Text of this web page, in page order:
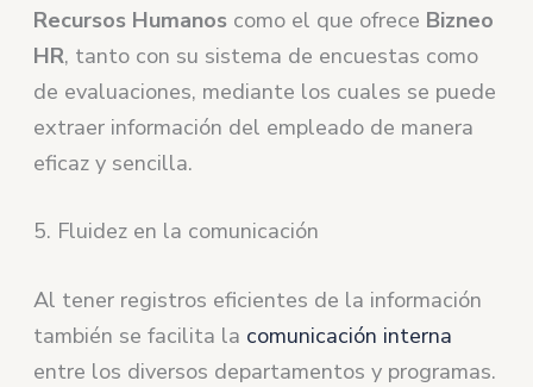
Recursos Humanos como el que ofrece Bizneo
HR, tanto con su sistema de encuestas como
de evaluaciones, mediante los cuales se puede
extraer información del empleado de manera
eficaz y sencilla.
5. Fluidez en la comunicación
Al tener registros eficientes de la información
también se facilita la comunicación interna
entre los diversos departamentos y programas.